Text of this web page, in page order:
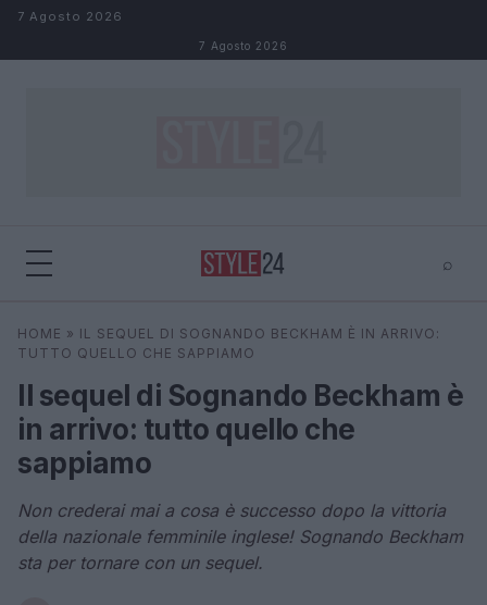
Salta al contenuto
7 Agosto 2026
7 Agosto 2026
⌕
Cerca ⌕
HOME » IL SEQUEL DI SOGNANDO BECKHAM È IN ARRIVO:
TUTTO QUELLO CHE SAPPIAMO
Il sequel di Sognando Beckham è
in arrivo: tutto quello che
sappiamo
Non crederai mai a cosa è successo dopo la vittoria
della nazionale femminile inglese! Sognando Beckham
sta per tornare con un sequel.